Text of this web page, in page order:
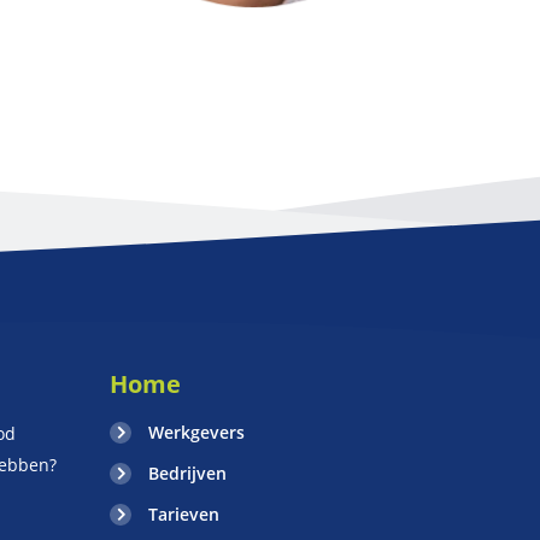
Home
Werkgevers
Bedrijven
Tarieven